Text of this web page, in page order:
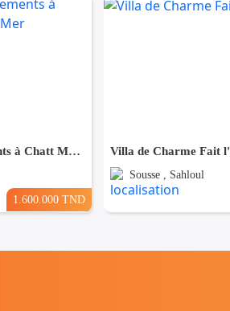
Résidence de 7 Appartements à Chatt Mariem prés de la Mer
1.600.000 TND
Villa de Charme Fait
Sousse , Sahloul